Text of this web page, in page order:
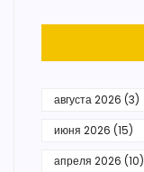
августа 2026 (3)
июня 2026 (15)
апреля 2026 (10)